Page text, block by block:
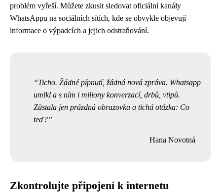
problém vyřeší. Můžete zkusit sledovat oficiální kanály
WhatsAppu na sociálních sítích, kde se obvykle objevují
informace o výpadcích a jejich odstraňování.
Ticho. Žádné pípnutí, žádná nová zpráva. Whatsapp
umlkl a s ním i miliony konverzací, drbů, vtipů.
Zůstala jen prázdná obrazovka a tichá otázka: Co
teď?
Hana Novotná
Zkontrolujte připojení k internetu